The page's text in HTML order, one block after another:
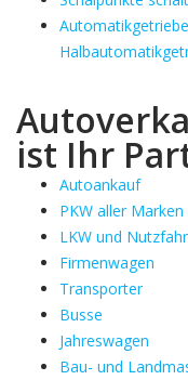
ist Ihr
Autoankauf
PKW aller Marken
LKW und
Firmenwagen
Transporter
Busse
Jahreswagen
Bau- und